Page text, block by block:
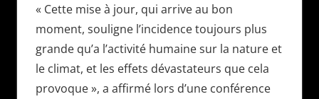
« Cette mise à jour, qui arrive au bon
moment, souligne l’incidence toujours plus
grande qu’a l’activité humaine sur la nature et
le climat, et les effets dévastateurs que cela
provoque », a affirmé lors d’une conférence